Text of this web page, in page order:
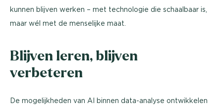
kunnen blijven werken – met technologie die schaalbaar is,
maar wél met de menselijke maat.
Blijven leren, blijven
verbeteren
De mogelijkheden van AI binnen data-analyse ontwikkelen